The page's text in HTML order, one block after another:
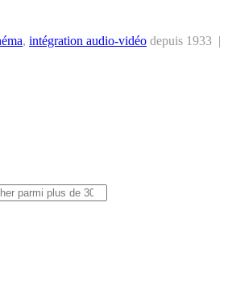
, intégration audio-vidéo depuis 1933 |